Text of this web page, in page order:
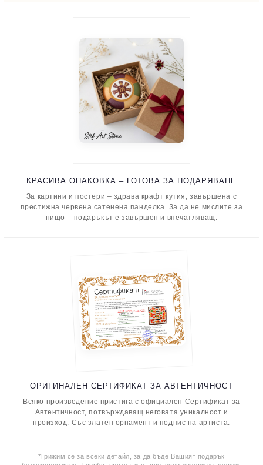
КРАСИВА ОПАКОВКА – ГОТОВА ЗА ПОДАРЯВАНЕ
За картини и постери – здрава крафт кутия, завършена с
престижна червена сатенена панделка. За да не мислите за
нищо – подаръкът е завършен и впечатляващ.
ОРИГИНАЛЕН СЕРТИФИКАТ ЗА АВТЕНТИЧНОСТ
Всяко произведение пристига с официален Сертификат за
Автентичност, потвърждаващ неговата уникалност и
произход. Със златен орнамент и подпис на артиста.
*Грижим се за всеки детайл, за да бъде Вашият подарък